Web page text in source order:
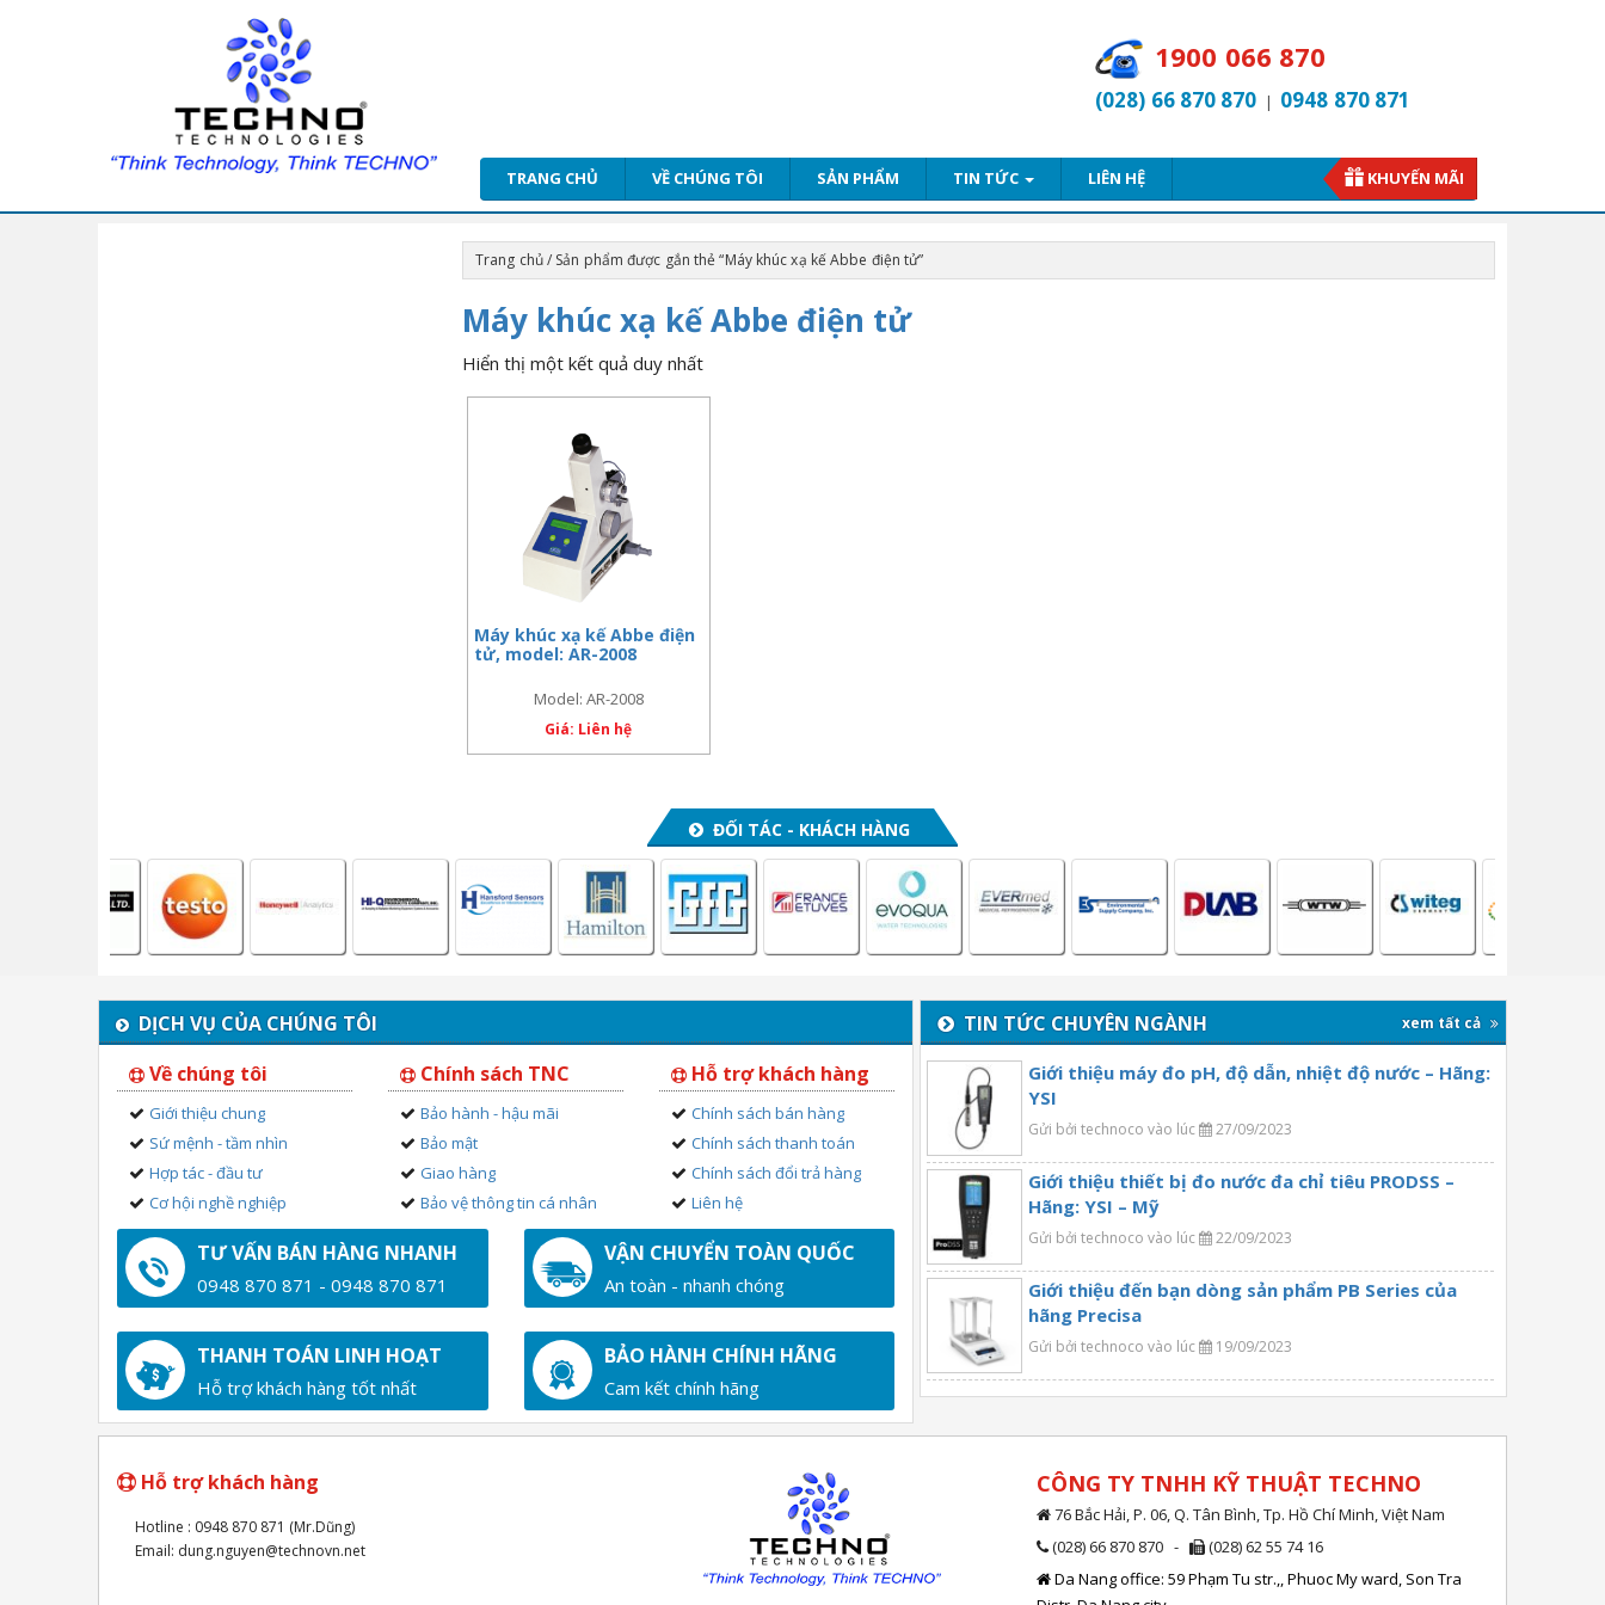
1900 066 870
(028) 66 870 870 | 0948 870 871
TRANG CHỦ VỀ CHÚNG TÔI SẢN PHẨM TIN TỨC LIÊN HỆ KHUYẾN MÃI
Trang chủ/ Sản phẩm được gắn thẻ “Máy khúc xạ kế Abbe điện tử”
Máy khúc xạ kế Abbe điện tử
Hiển thị một kết quả duy nhất
Máy khúc xạ kế Abbe điện
tử, model: AR-2008
Model: AR-2008
Giá: Liên hệ
ĐỐI TÁC - KHÁCH HÀNG
DỊCH VỤ CỦA CHÚNG TÔI
Về chúng tôi
Giới thiệu chung
Sứ mệnh - tầm nhìn
Hợp tác - đầu tư
Cơ hội nghề nghiệp
Chính sách TNC
Bảo hành - hậu mãi
Bảo mật
Giao hàng
Bảo vệ thông tin cá nhân
Hỗ trợ khách hàng
Chính sách bán hàng
Chính sách thanh toán
Chính sách đổi trả hàng
Liên hệ
TƯ VẤN BÁN HÀNG NHANH
0948 870 871 - 0948 870 871
VẬN CHUYỂN TOÀN QUỐC
An toàn - nhanh chóng
THANH TOÁN LINH HOẠT
Hỗ trợ khách hàng tốt nhất
BẢO HÀNH CHÍNH HÃNG
Cam kết chính hãng
TIN TỨC CHUYÊN NGÀNH xem tất cả
Giới thiệu máy đo pH, độ dẫn, nhiệt độ nước – Hãng:
YSI
Gửi bởi technoco vào lúc 27/09/2023
Giới thiệu thiết bị đo nước đa chỉ tiêu PRODSS –
Hãng: YSI – Mỹ
Gửi bởi technoco vào lúc 22/09/2023
Giới thiệu đến bạn dòng sản phẩm PB Series của
hãng Precisa
Gửi bởi technoco vào lúc 19/09/2023
Hỗ trợ khách hàng
Hotline : 0948 870 871 (Mr.Dũng)
Email: dung.nguyen@technovn.net
CÔNG TY TNHH KỸ THUẬT TECHNO
76 Bắc Hải, P. 06, Q. Tân Bình, Tp. Hồ Chí Minh, Việt Nam
(028) 66 870 870 -
(028) 62 55 74 16
Da Nang office: 59 Phạm Tu str.,, Phuoc My ward, Son Tra